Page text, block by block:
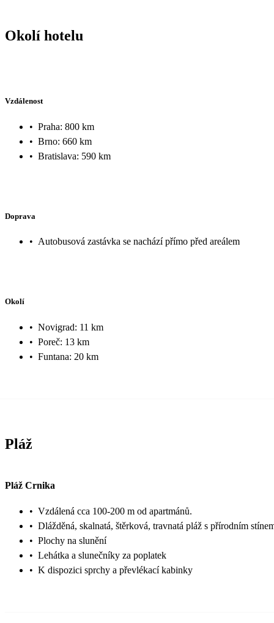
Okolí hotelu
Vzdálenost
• Praha: 800 km
• Brno: 660 km
• Bratislava: 590 km
Doprava
• Autobusová zastávka se nachází přímo před areálem
Okolí
• Novigrad: 11 km
• Poreč: 13 km
• Funtana: 20 km
Pláž
Pláž Crnika
• Vzdálená cca 100-200 m od apartmánů.
• Dlážděná, skalnatá, štěrková, travnatá pláž s přírodním
• Plochy na slunění
• Lehátka a slunečníky za poplatek
• K dispozici sprchy a převlékací kabinky